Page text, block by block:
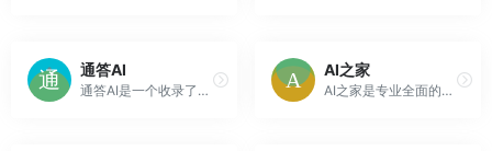
通答AI
通答AI是一个收录了来自国内外各种类型优秀AI产品的平台,包括AI写作、AI绘画、AI视频、AI设计等产品,每日更新最新的AI工具产品.此外,AI导航还提供了AI新闻资讯和AI课程,帮助用户全方位了解AI人工智能,通过我们推荐的AI产品,提高工作效率,从而实现AI让生活更美好的愿景.
AI之家
AI之家是专业全面的AI人工智能导航网站！AI导航为AI创作者提供AI绘画、AI智能对话、AI翻译、AI提示词、AI工具、AI智能写作、AI3D设计、AI视频、AI语音等AI网站导航指引。